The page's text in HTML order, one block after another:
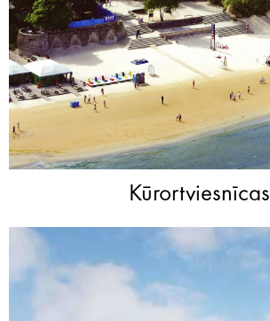
Kūrortviesnīcas